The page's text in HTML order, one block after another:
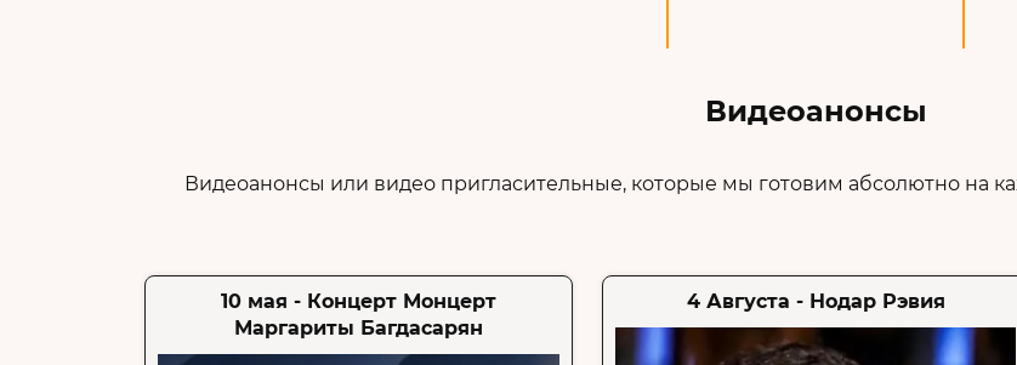
Видеоанонсы
Видеоанонсы или видео пригласительные, которые мы готовим абсолютно на
10 мая - Концерт Монцерт
Маргариты Багдасарян
4 Августа - Нодар Рэвия